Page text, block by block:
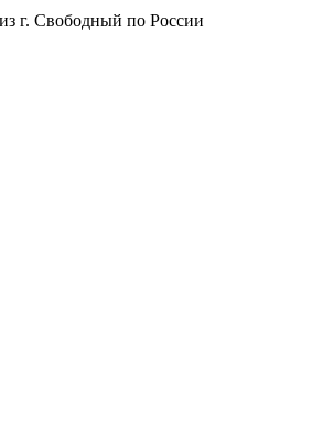
г. Свободный по России